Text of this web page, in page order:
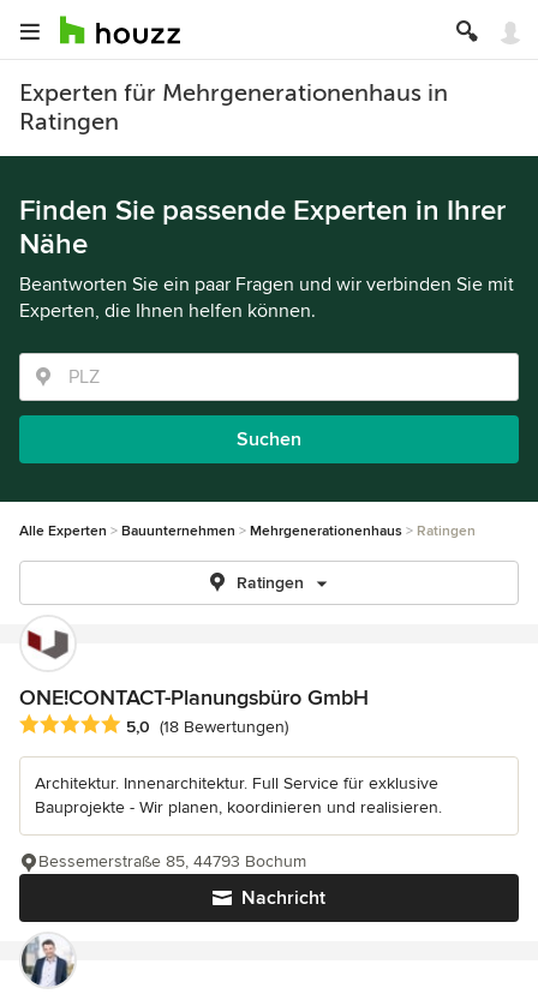
Experten für Mehrgenerationenhaus in
Ratingen
Finden Sie passende Experten in Ihrer
Nähe
Beantworten Sie ein paar Fragen und wir verbinden Sie mit
Experten, die Ihnen helfen können.
Suchen
Alle Experten Bauunternehmen Mehrgenerationenhaus Ratingen
Ratingen
ONE!CONTACT-Planungsbüro GmbH
Durchschnittliche Bewertung: 5 von 5 Sternen
5,0 (18 Bewertungen)
Architektur. Innenarchitektur. Full Service für exklusive
Bauprojekte - Wir planen, koordinieren und realisieren.
Nachricht
Bessemerstraße 85, 44793 Bochum